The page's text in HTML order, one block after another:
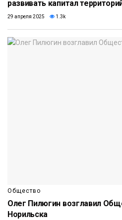
развивать капитал
29 апреля 2025 1.3k
Общество
Олег Пилюгин возглавил
Норильска